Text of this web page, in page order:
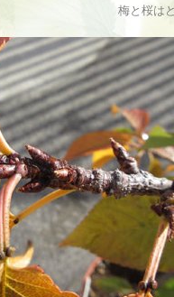
梅と桜は